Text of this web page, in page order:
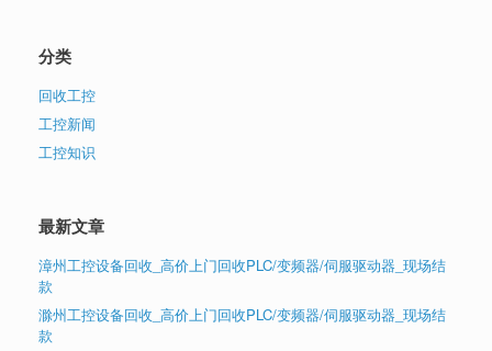
分类
回收工控
工控新闻
工控知识
最新文章
漳州工控设备回收_高价上门回收PLC/变频器/伺服驱动器_现场结
款
滁州工控设备回收_高价上门回收PLC/变频器/伺服驱动器_现场结
款